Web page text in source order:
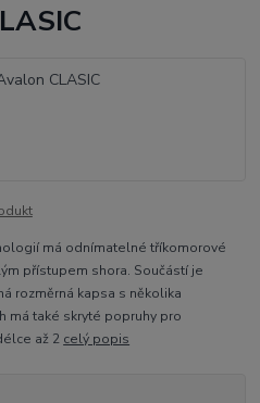
má odnímatelné tříkomorové
přístupem shora. Součástí je
rozměrná kapsa s několika
má také skryté popruhy pro
až 2 celý popis